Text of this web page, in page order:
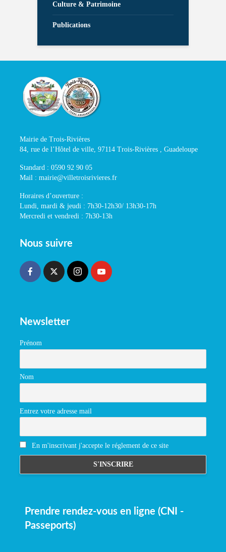
Culture & Patrimoine
Publications
Mairie de Trois-Rivières
84, rue de l’Hôtel de ville, 97114 Trois-Rivières , Guadeloupe
Standard : 0590 92 90 05
Mail : mairie@villetroisrivieres.fr
Horaires d’ouverture :
Lundi, mardi & jeudi : 7h30-12h30/ 13h30-17h
Mercredi et vendredi : 7h30-13h
Nous suivre
Newsletter
Prénom
Nom
Entrez votre adresse mail
En m'inscrivant j'accepte le réglement de ce site
Prendre rendez-vous en ligne (CNI -
Passeports)